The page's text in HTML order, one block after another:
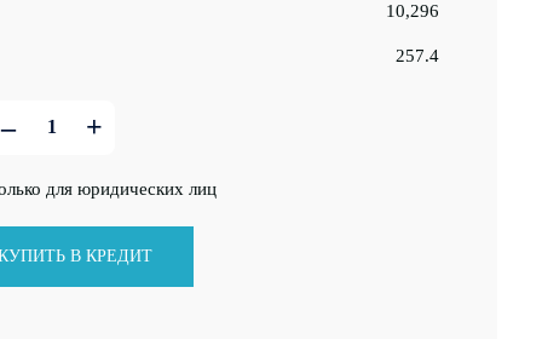
10,296
257.4
– +
для юридических лиц
В КРЕДИТ